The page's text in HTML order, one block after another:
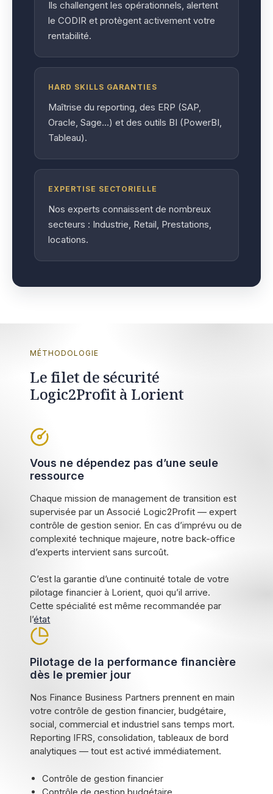
Ils challengent les opérationnels, alertent
le CODIR et protègent activement votre
rentabilité.
HARD SKILLS GARANTIES
Maîtrise du reporting, des ERP (SAP,
Oracle, Sage…) et des outils BI (PowerBI,
Tableau).
EXPERTISE SECTORIELLE
Nos experts connaissent de nombreux
secteurs : Industrie, Retail, Prestations,
locations.
MÉTHODOLOGIE
Le filet de sécurité
Logic2Profit à Lorient
Vous ne dépendez pas d’une seule
ressource
Chaque mission de management de transition est
supervisée par un Associé Logic2Profit — expert
contrôle de gestion senior. En cas d’imprévu ou de
complexité technique majeure, notre back-office
d’experts intervient sans surcoût.
C’est la garantie d’une continuité totale de votre
pilotage financier à Lorient, quoi qu’il arrive.
Cette spécialité est même recommandée par
l’état
Pilotage de la performance financière
dès le premier jour
Nos Finance Business Partners prennent en main
votre contrôle de gestion financier, budgétaire,
social, commercial et industriel sans temps mort.
Reporting IFRS, consolidation, tableaux de bord
analytiques — tout est activé immédiatement.
Contrôle de gestion financier
Contrôle de gestion budgétaire